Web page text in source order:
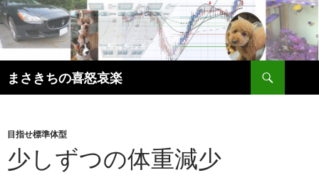
コ
ン
テ
ン
ツ
へ
キ
プ
まさきちの喜怒哀楽
索
目指せ標準体型
少しずつの体重減少